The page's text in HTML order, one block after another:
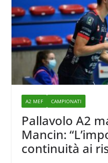
A2 MEF CAMPIONATI
Pallavolo A2
Mancin:
continuità ai